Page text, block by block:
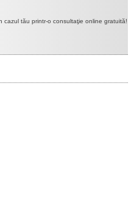
cazul tău printr-o consultaţie online gratuită!